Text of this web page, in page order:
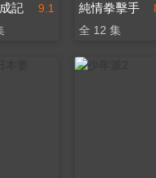
9.1
記 純情拳擊手
全 12 集